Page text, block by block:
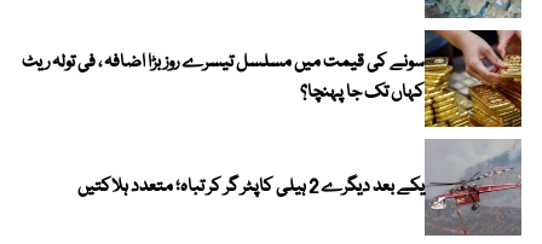
سونے کی قیمت میں مسلسل تیسرے روز بڑا اضافہ ، فی تولہ ریٹ
کہاں تک جا پہنچا؟
یکے بعد دیگرے 2 ہیلی کاپٹر گر کر تباہ؛ متعدد ہلاکتیں